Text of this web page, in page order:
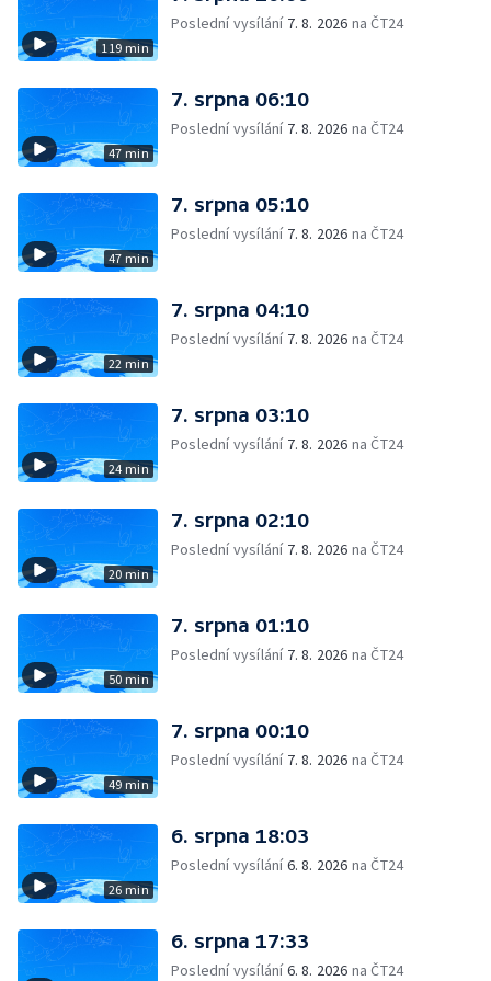
119 min
Poslední vysílání 7. 8. 2026 na ČT24
47 min
7. srpna 06:10
Poslední vysílání 7. 8. 2026 na ČT24
47 min
7. srpna 05:10
Poslední vysílání 7. 8. 2026 na ČT24
22 min
7. srpna 04:10
Poslední vysílání 7. 8. 2026 na ČT24
24 min
7. srpna 03:10
Poslední vysílání 7. 8. 2026 na ČT24
20 min
7. srpna 02:10
Poslední vysílání 7. 8. 2026 na ČT24
50 min
7. srpna 01:10
Poslední vysílání 7. 8. 2026 na ČT24
49 min
7. srpna 00:10
Poslední vysílání 7. 8. 2026 na ČT24
26 min
6. srpna 18:03
Poslední vysílání6. 8. 2026 na ČT24
6. srpna 17:33
Poslední vysílání6. 8. 2026 na ČT24